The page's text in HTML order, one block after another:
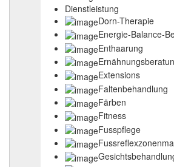
Dienstleistung
Dorn-Therapie
Energie-Balance-
Enthaarung
Extensions
Faltenbehandlung
Färben
Fitness
Fusspflege